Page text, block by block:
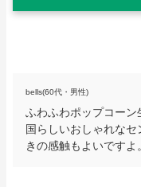
bells(60代・男性)
ふわふわポップコー
国らしいおしゃれな
きの感触もよいですよ